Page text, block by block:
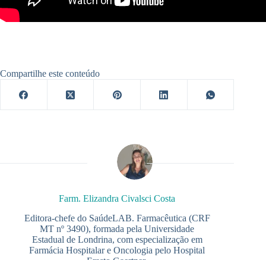
Compartilhe este conteúdo
Farm. Elizandra Civalsci Costa
Editora-chefe do SaúdeLAB. Farmacêutica (CRF
MT nº 3490), formada pela Universidade
Estadual de Londrina, com especialização em
Farmácia Hospitalar e Oncologia pelo Hospital